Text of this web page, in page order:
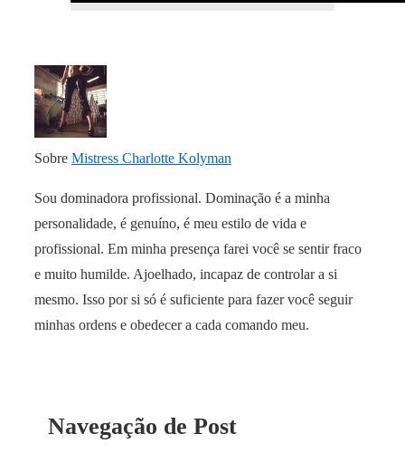
Sobre Mistress Charlotte Kolyman
Sou dominadora profissional. Dominação é a minha
personalidade, é genuíno, é meu estilo de vida e
profissional. Em minha presença farei você se sentir fraco
e muito humilde. Ajoelhado, incapaz de controlar a si
mesmo. Isso por si só é suficiente para fazer você seguir
minhas ordens e obedecer a cada comando meu.
Navegação de Post